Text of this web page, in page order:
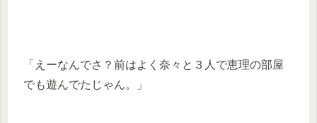
「えーなんでさ？前はよく奈々と３人で恵理の部屋
でも遊んでたじゃん。」